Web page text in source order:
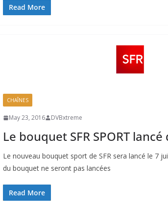
Read More
CHAÎNES
May 23, 2016 DVBxtreme
Le bouquet SFR SPORT
Le nouveau bouquet sport de SFR sera lancé le 7
du bouquet ne seront pas lancées
Read More